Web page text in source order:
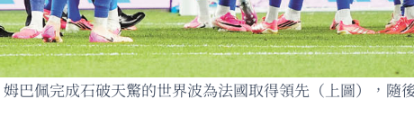
巴佩完成石破天驚的世界波為法國取得領先（上圖），隨